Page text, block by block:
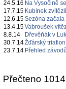
24.5.16 Na Vysočině
17.7.15 Kubínek
12.6.15Sezóna začala
13.4.15Vabroušek
8.8.14
Dřevěňák v
30.7.14Žďárský
23.7.14 Přehled
Přečteno